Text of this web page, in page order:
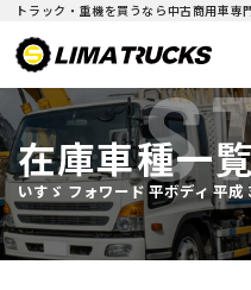
トラック・重機を買うなら中古商用車専
在庫車種一
いすゞ フォワード 平ボディ 平成